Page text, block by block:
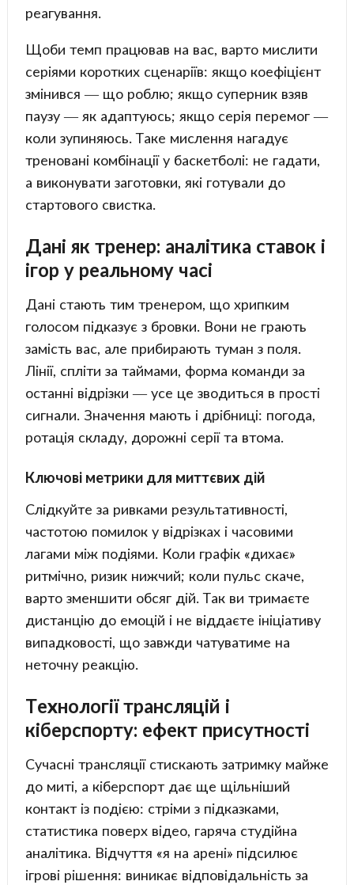
реагування.
Щоби темп працював на вас, варто мислити
серіями коротких сценаріїв: якщо коефіцієнт
змінився — що роблю; якщо суперник взяв
паузу — як адаптуюсь; якщо серія перемог —
коли зупиняюсь. Таке мислення нагадує
треновані комбінації у баскетболі: не гадати,
а виконувати заготовки, які готували до
стартового свистка.
Дані як тренер: аналітика ставок і
ігор у реальному часі
Дані стають тим тренером, що хрипким
голосом підказує з бровки. Вони не грають
замість вас, але прибирають туман з поля.
Лінії, спліти за таймами, форма команди за
останні відрізки — усе це зводиться в прості
сигнали. Значення мають і дрібниці: погода,
ротація складу, дорожні серії та втома.
Ключові метрики для миттєвих дій
Слідкуйте за ривками результативності,
частотою помилок у відрізках і часовими
лагами між подіями. Коли графік «дихає»
ритмічно, ризик нижчий; коли пульс скаче,
варто зменшити обсяг дій. Так ви тримаєте
дистанцію до емоцій і не віддаєте ініціативу
випадковості, що завжди чатуватиме на
неточну реакцію.
Технології трансляцій і
кіберспорту: ефект присутності
Сучасні трансляції стискають затримку майже
до миті, а кіберспорт дає ще щільніший
контакт із подією: стріми з підказками,
статистика поверх відео, гаряча студійна
аналітика. Відчуття «я на арені» підсилює
ігрові рішення: виникає відповідальність за